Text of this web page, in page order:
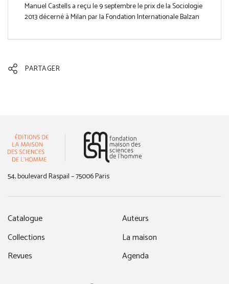
Manuel Castells a reçu le 9 septembre le prix de la Sociologie
2013 décerné à Milan par la Fondation Internationale Balzan
PARTAGER
54, boulevard Raspail – 75006 Paris
Catalogue
Collections
Revues
Auteurs
La maison
Agenda